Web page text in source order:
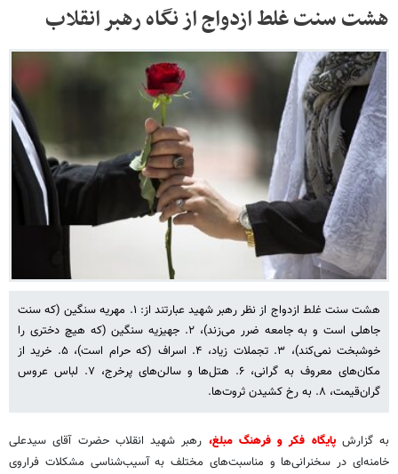
هشت سنت غلط ازدواج از نگاه رهبر انقلاب
هشت سنت غلط ازدواج از نظر رهبر شهید عبارتند از: ۱. مهریه سنگین (که سنت
جاهلی است و به جامعه ضرر می‌زند)، ۲. جهیزیه سنگین (که هیچ دختری را
خوشبخت نمی‌کند)، ۳. تجملات زیاد، ۴. اسراف (که حرام است)، ۵. خرید از
مکان‌های معروف به گرانی، ۶. هتل‌ها و سالن‌های پرخرج، ۷. لباس عروس
گران‌قیمت، ۸. به رخ کشیدن ثروت‌ها.
به گزارشپایگاه فکر و فرهنگ مبلغ، رهبر شهید انقلاب حضرت آقای سیدعلی
خامنه‌ای در سخنرانی‌ها و مناسبت‌های مختلف به آسیب‌شناسی مشکلات فراروی